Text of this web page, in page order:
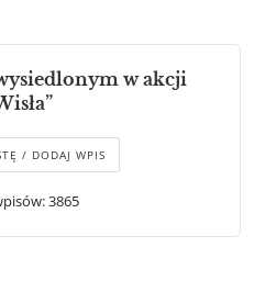
w akcji
/ DODAJ WPIS
3865